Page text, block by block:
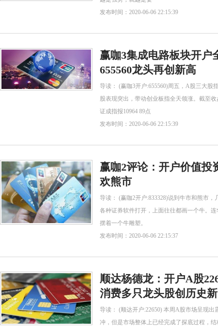
发布时间：2020-06-06 22:15:39
赢咖3集成电路板块开户
655560龙头再创新高
导读： (赢咖3开户:655560)周五，A股三大股
股表现突出，带动创业板指全天领涨。截至
证成指报10964 89点
发布时间：2020-06-06 22:15:39
赢咖2评论：开户价值投
欢熊市
导读： (赢咖2开户:833328)说到牛市和熊市
各种证券软件打开，上面往往都画一个牛。
摆着一个牛雕塑。
发布时间：2020-06-06 22:15:37
顺达杨德龙：开户A股
消费多只龙头股创历史
导读： (顺达开户:22650) 本周A股市场呈现
冲，但是市场整体上已经完成了探底过程，